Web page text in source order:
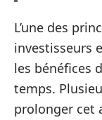
L’une des
investisseurs
les bénéfices
temps.
prolonger cet